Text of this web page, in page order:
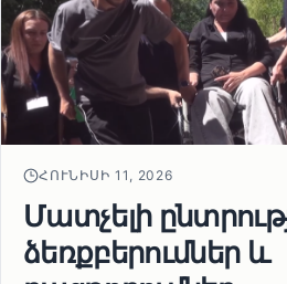
ՀՈՒՆԻՍԻ 11, 2026
Մատչելի
ձեռքբերումներ և